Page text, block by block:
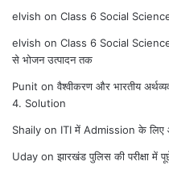
elvish on Class 6 Social
elvish on Class 6 Social
से भोजन उत्पादन तक
Punit onवैश्वीकरण और भारतीय
4. Solution
Shaily on ITI में Admission के लिए
Uday onझारखंड पुलिस की परीक्षा में